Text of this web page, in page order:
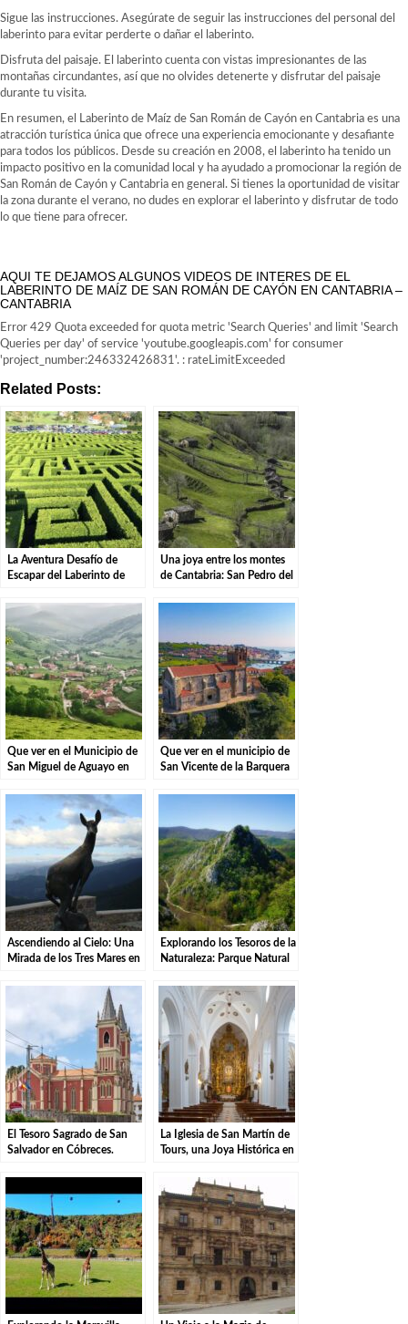
Sigue las instrucciones. Asegúrate de seguir las instrucciones del personal del
laberinto para evitar perderte o dañar el laberinto.
Disfruta del paisaje. El laberinto cuenta con vistas impresionantes de las
montañas circundantes, así que no olvides detenerte y disfrutar del paisaje
durante tu visita.
En resumen, el Laberinto de Maíz de San Román de Cayón en Cantabria es una
atracción turística única que ofrece una experiencia emocionante y desafiante
para todos los públicos. Desde su creación en 2008, el laberinto ha tenido un
impacto positivo en la comunidad local y ha ayudado a promocionar la región de
San Román de Cayón y Cantabria en general. Si tienes la oportunidad de visitar
la zona durante el verano, no dudes en explorar el laberinto y disfrutar de todo
lo que tiene para ofrecer.
AQUI TE DEJAMOS ALGUNOS VIDEOS DE INTERES DE EL
LABERINTO DE MAÍZ DE SAN ROMÁN DE CAYÓN EN CANTABRIA –
CANTABRIA
Error 429 Quota exceeded for quota metric 'Search Queries' and limit 'Search
Queries per day' of service 'youtube.googleapis.com' for consumer
'project_number:246332426831'. : rateLimitExceeded
Related Posts:
La Aventura Desafío de
Escapar del Laberinto de
Una joya entre los montes
de Cantabria: San Pedro del
Que ver en el Municipio de
San Miguel de Aguayo en
Que ver en el municipio de
San Vicente de la Barquera
Ascendiendo al Cielo: Una
Mirada de los Tres Mares en
Explorando los Tesoros de la
Naturaleza: Parque Natural
Tudanca.
El Tesoro Sagrado de San
Salvador en Cóbreces.
La Iglesia de San Martín de
Tours, una Joya Histórica en